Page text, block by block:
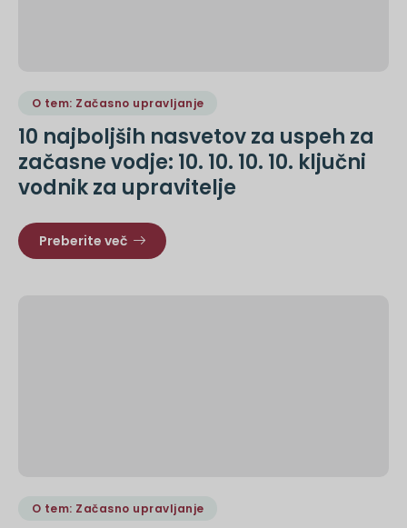
O tem: Začasno upravljanje
10 najboljših nasvetov za uspeh za
začasne vodje: 10. 10. 10. 10. ključni
vodnik za upravitelje
Preberite več
O tem: Začasno upravljanje